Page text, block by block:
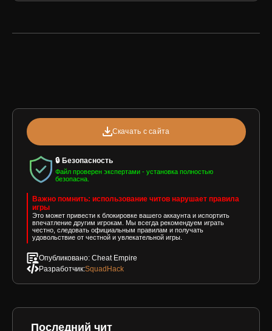
Скачать с сайта
🔒 Безопасность
Файл проверен экспертами - установка полностью
безопасна.
Важно помнить: использование читов нарушает правила
игры
Это может привести к блокировке вашего аккаунта и испортить
впечатление другим игрокам. Мы всегда рекомендуем играть
честно, следовать официальным правилам и получать
удовольствие от честной и увлекательной игры.
Опубликовано: Cheat Empire
Разработчик:SquadHack
Последний чит